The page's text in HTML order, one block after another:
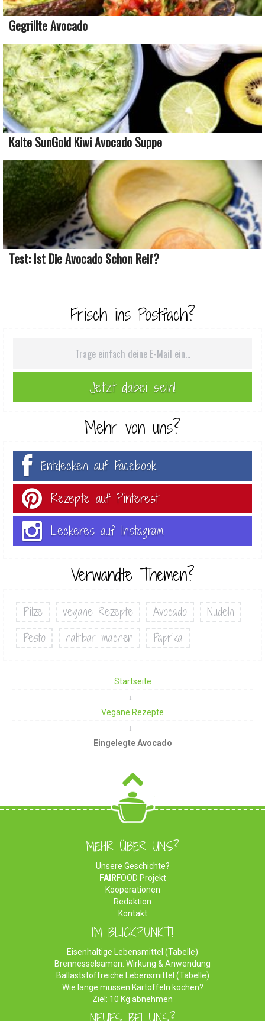
Gegrillte Avocado
Kalte SunGold Kiwi Avocado Suppe
Test: Ist Die Avocado Schon Reif?
Frisch ins Postfach?
Mehr von uns?
Entdecken auf Facebook
Rezepte auf Pinterest
Leckeres auf Instagram
Verwandte Themen?
Pilze vegane Rezepte Avocado
Nudeln
Pesto
haltbar machen Paprika
Startseite
Vegane Rezepte
Eingelegte Avocado
MEHR ÜBER UNS?
Unsere Geschichte?
FAIRFOOD Projekt
Kooperationen
Redaktion
Kontakt
IM BLICKPUNKT!
Eisenhaltige Lebensmittel (Tabelle)
Brennesselsamen: Wirkung & Anwendung
Ballaststoffreiche Lebensmittel (Tabelle)
Wie lange müssen Kartoffeln kochen?
Ziel: 10 Kg abnehmen